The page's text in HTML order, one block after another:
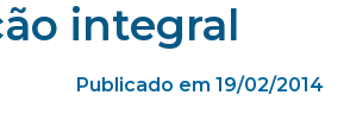
integral
Publicado em 19/02/2014